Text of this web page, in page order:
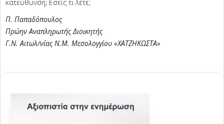
κατεύθυνση; Εσείς τι λέτε;
Π. Παπαδόπουλος
Πρώην Αναπληρωτής Διοικητής
Γ.Ν. Αιτωλ/νίας Ν.Μ. Μεσολογγίου «ΧΑΤΖΗΚΩΣΤΑ»